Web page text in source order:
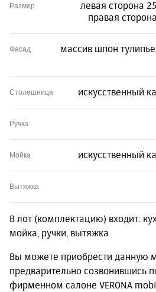
Размер
левая сторона
правая
Фасад
массив шпон
Столешница искусственный
Ручка
Мойка искусственный
Вытяжка
В лот (комплектацию) входит:
мойка, ручки, вытяжка
Вы можете приобрести данную
предварительно созвонившись
фирменном салоне VERONA